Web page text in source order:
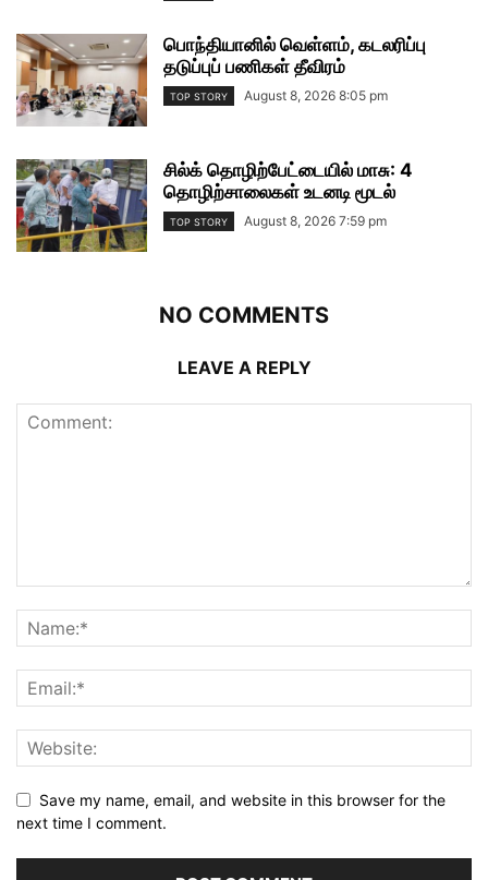
பொந்தியானில் வெள்ளம், கடலரிப்பு
தடுப்புப் பணிகள் தீவிரம்
TOP STORY August 8, 2026 8:05 pm
சில்க் தொழிற்பேட்டையில் மாசு: 4
தொழிற்சாலைகள் உடனடி மூடல்
TOP STORY August 8, 2026 7:59 pm
NO COMMENTS
LEAVE A REPLY
Save my name, email, and website in this browser for the
next time I comment.